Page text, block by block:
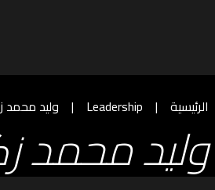
الرئيسية Leadership وليد
وليد محمد